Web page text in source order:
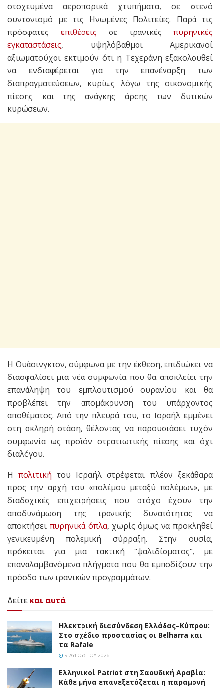
στοχευμένα αεροπορικά χτυπήματα, σε στενό
συντονισμό με τις Ηνωμένες Πολιτείες. Παρά τις
πρόσφατες επιθέσεις σε ιρανικές πυρηνικές
εγκαταστάσεις, υψηλόβαθμοι Αμερικανοί
αξιωματούχοι εκτιμούν ότι η Τεχεράνη εξακολουθεί
να ενδιαφέρεται για την επανέναρξη των
διαπραγματεύσεων, κυρίως λόγω της οικονομικής
πίεσης και της ανάγκης άρσης των δυτικών
κυρώσεων.
Η Ουάσινγκτον, σύμφωνα με την έκθεση, επιδιώκει να
διασφαλίσει μια νέα συμφωνία που θα αποκλείει την
επανάληψη του εμπλουτισμού ουρανίου και θα
προβλέπει την απομάκρυνση του υπάρχοντος
αποθέματος. Από την πλευρά του, το Ισραήλ εμμένει
στη σκληρή στάση, θέλοντας να παρουσιάσει τυχόν
συμφωνία ως προϊόν στρατιωτικής πίεσης και όχι
διαλόγου.
Ηπολιτική του Ισραήλ στρέφεται πλέον ξεκάθαρα
προς την αρχή του «πολέμου μεταξύ πολέμων», με
διαδοχικές επιχειρήσεις που στόχο έχουν την
αποδυνάμωση της ιρανικής δυνατότητας να
αποκτήσει πυρηνικά όπλα, χωρίς όμως να προκληθεί
γενικευμένη πολεμική σύρραξη. Στην ουσία,
πρόκειται για μια τακτική “ψαλιδίσματος”, με
επαναλαμβανόμενα πλήγματα που θα εμποδίζουν την
πρόοδο των ιρανικών προγραμμάτων.
Δείτε και αυτά
Ηλεκτρική διασύνδεση Ελλάδας–Κύπρου:
Στο σχέδιο προστασίας οι Belharra και
τα Rafale
9 ΑΥΓΟΎΣΤΟΥ 2026
Ελληνικοί Patriot στη Σαουδική Αραβία:
Κάθε μήνα επανεξετάζεται η παραμονή